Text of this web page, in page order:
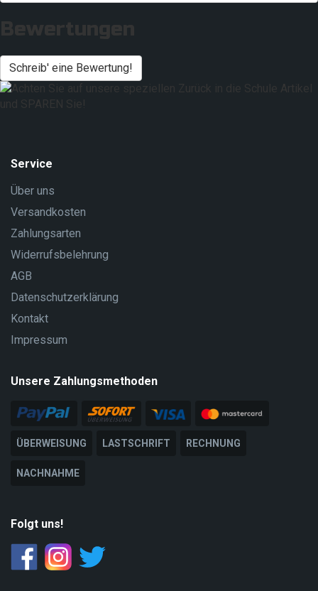
Bewertungen
Schreib' eine Bewertung!
Service
Über uns
Versandkosten
Zahlungsarten
Widerrufsbelehrung
AGB
Datenschutzerklärung
Kontakt
Impressum
Unsere Zahlungsmethoden
ÜBERWEISUNG LASTSCHRIFT RECHNUNG
NACHNAHME
Folgt uns!